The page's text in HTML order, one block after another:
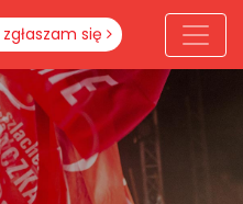
się